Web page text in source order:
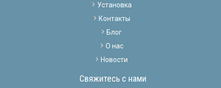
Установка
Контакты
Блог
О нас
Новости
Свяжитесь с нами